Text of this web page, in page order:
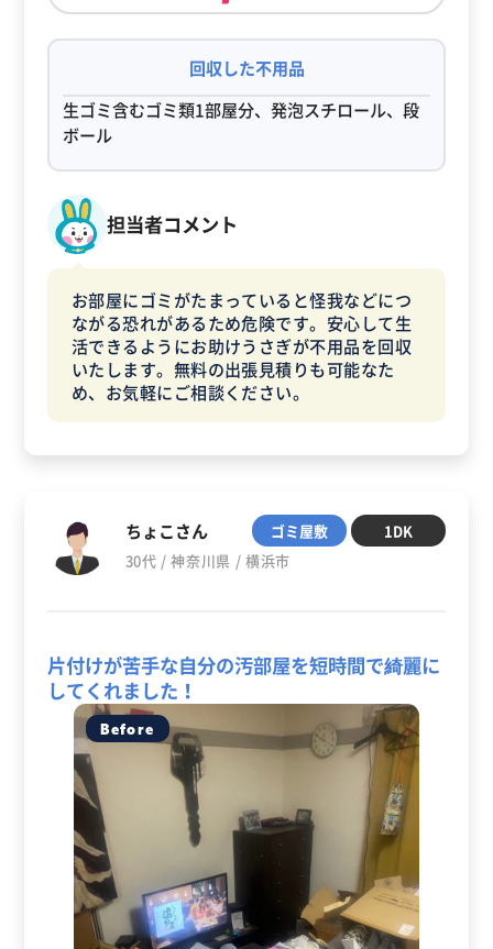
回収した不用品
生ゴミ含むゴミ類1部屋分、発泡スチロール、段
ボール
担当者コメント
お部屋にゴミがたまっていると怪我などにつ
ながる恐れがあるため危険です。安心して生
活できるようにお助けうさぎが不用品を回収
いたします。無料の出張見積りも可能なた
め、お気軽にご相談ください。
ちょこさん
30代 / 神奈川県 / 横浜市
ゴミ屋敷 1DK
片付けが苦手な自分の汚部屋を短時間で綺麗に
してくれました！